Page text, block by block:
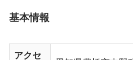
基本情報
アクセ